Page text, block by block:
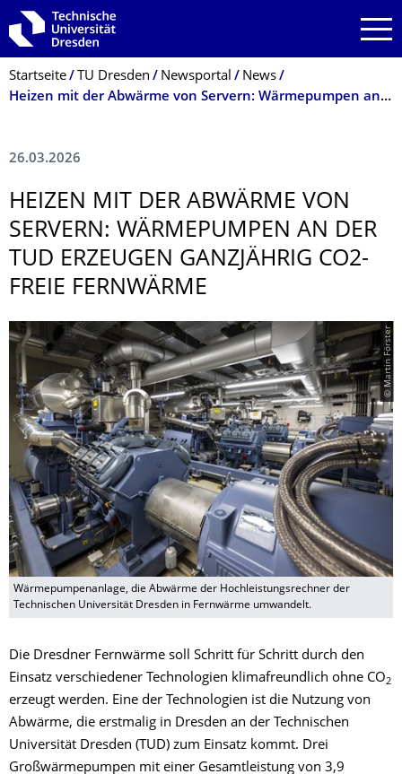
Zur Hauptnavigation springen
Zur Suche springen
Zum Inhalt springen
Breadcrumb-Menü
Startseite TU Dresden Newsportal
News
Heizen mit der Abwärme von Servern: Wärmepumpen an der TUD erzeugen ganzjährig CO2-freie Fernwärme
26.03.2026
HEIZEN MIT DER ABWÄRME VON
SERVERN: WÄRMEPUMPEN AN DER
TUD ERZEUGEN GANZJÄHRIG CO2-
FREIE FERNWÄRME
© Martin Förster
Wärmepumpenanlage, die Abwärme der Hochleistungsrechner der
Technischen Universität Dresden in Fernwärme umwandelt.
Die Dresdner Fernwärme soll Schritt für Schritt durch den
Einsatz verschiedener Technologien klimafreundlich ohne CO2
erzeugt werden. Eine der Technologien ist die Nutzung von
Abwärme, die erstmalig in Dresden an der Technischen
Universität Dresden (TUD) zum Einsatz kommt. Drei
Großwärmepumpen mit einer Gesamtleistung von 3,9